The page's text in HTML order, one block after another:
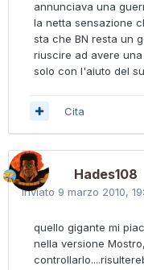
annunciava una
la netta sensazione
sta che BN resta un
riuscire ad avere
solo con l'aiuto del
Cita
Hades108
Inviato 9 marzo 2010,
quello gigante mi
nella versione